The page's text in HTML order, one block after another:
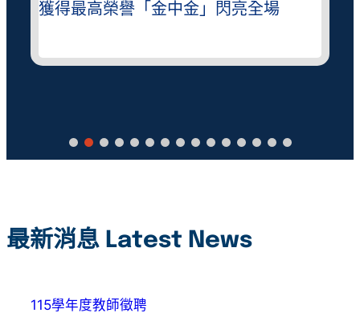
獲得最高榮譽「金中金」閃亮全場
最新消息 Latest News
115學年度教師徵聘